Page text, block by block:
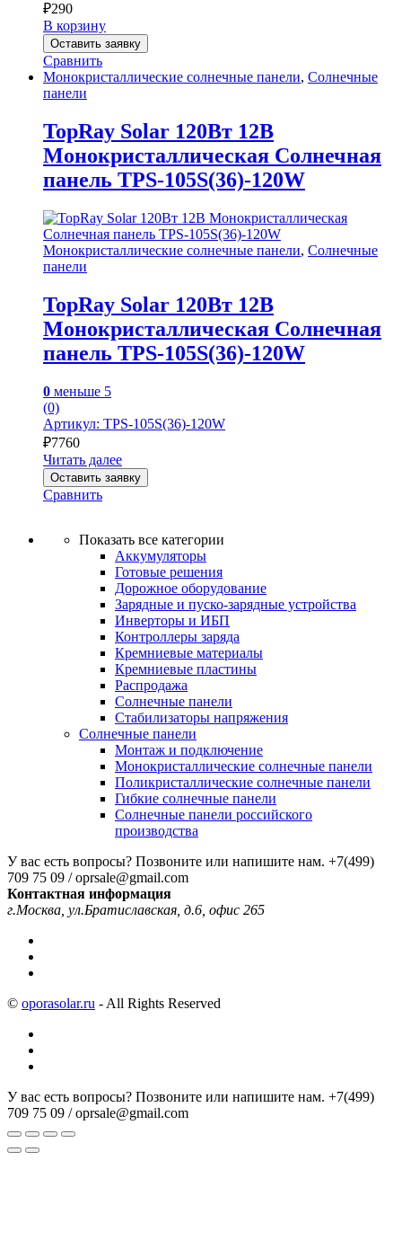
₽290
В корзину
Оставить заявку
Сравнить
Монокристаллические солнечные панели, Солнечные
панели
TopRay Solar 120Вт 12В
Монокристаллическая Солнечная
панель TPS-105S(36)-120W
Монокристаллические солнечные панели, Солнечные
панели
TopRay Solar 120Вт 12В
Монокристаллическая Солнечная
панель TPS-105S(36)-120W
0 меньше 5
(0)
Артикул: TPS-105S(36)-120W
₽7760
Читать далее
Оставить заявку
Сравнить
Показать все категории
Аккумуляторы
Готовые решения
Дорожное оборудование
Зарядные и пуско-зарядные устройства
Инверторы и ИБП
Контроллеры заряда
Кремниевые материалы
Кремниевые пластины
Распродажа
Солнечные панели
Стабилизаторы напряжения
Солнечные панели
Монтаж и подключение
Монокристаллические солнечные панели
Поликристаллические солнечные панели
Гибкие солнечные панели
Солнечные панели российского
производства
У вас есть вопросы? Позвоните или напишите нам. +7(499)
709 75 09 / oprsale@gmail.com
Контактная информация
г.Москва, ул.Братиславская, д.6, офис 265
© oporasolar.ru - All Rights Reserved
У вас есть вопросы? Позвоните или напишите нам. +7(499)
709 75 09 / oprsale@gmail.com